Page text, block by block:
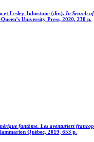
et Lesley Johnstone (dir.). In Search
University Press, 2020, 230 p.
fantôme. Les aventuriers
Québec, 2019, 653 p.